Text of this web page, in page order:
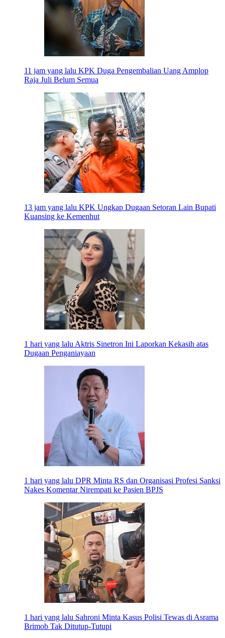
11 jam yang lalu KPK Duga Pengembalian Uang Amplop
Raja Juli Belum Semua
13 jam yang lalu KPK Ungkap Dugaan Setoran Lain Bupati
Kuansing ke Kemenhut
1 hari yang lalu Aktris Sinetron Ini Laporkan Kekasih atas
Dugaan Penganiayaan
1 hari yang lalu DPR Minta RS dan Organisasi Profesi Sanksi
Nakes Komentar Nirempati ke Pasien BPJS
1 hari yang lalu Sahroni Minta Kasus Polisi Tewas di Asrama
Brimob Tak Ditutup-Tutupi